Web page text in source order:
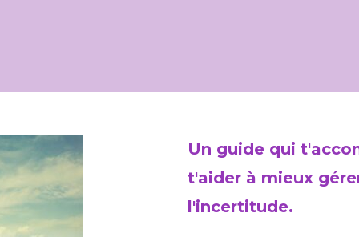
Un guide qui
t'aider à mieux
l'incertitude.